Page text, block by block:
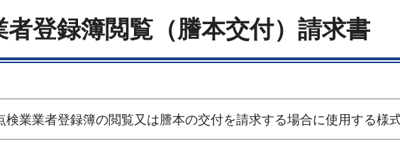
登録簿閲覧（謄本交付）請求書
検業業者登録簿の閲覧又は謄本の交付を請求する場合に使用する様